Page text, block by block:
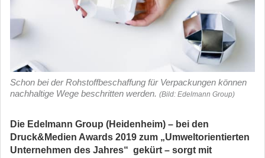
Schon bei der Rohstoffbeschaffung für Verpackungen können
nachhaltige Wege beschritten werden. (Bild: Edelmann Group)
Die Edelmann Group (Heidenheim) – bei den
Druck&Medien Awards 2019 zum „Umweltorientierten
Unternehmen des Jahres“ gekürt – sorgt mit